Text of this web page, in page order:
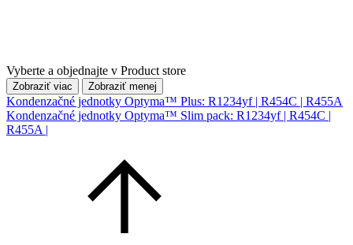
Vyberte a objednajte v Product store
Zobraziť viac Zobraziť menej
Kondenzačné jednotky Optyma™ Plus: R1234yf | R454C | R455A
Kondenzačné jednotky Optyma™ Slim pack: R1234yf | R454C |
R455A |